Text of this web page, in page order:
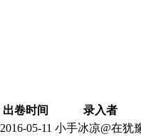
出卷时间
录入者
2016-05-11 小手冰凉@在犹